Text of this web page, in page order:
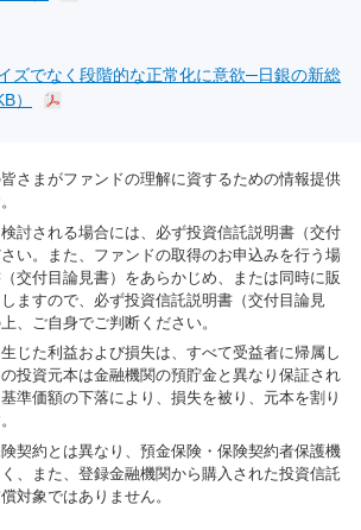
ズでなく段階的な正常化に意欲─日銀の新総
）
さまがファンドの理解に資するための情報提供
討される場合には、必ず投資信託説明書（交付
い。また、ファンドの取得のお申込みを行う場
交付目論見書）をあらかじめ、または同時に販
ますので、必ず投資信託説明書（交付目論見
、ご自身でご判断ください。
じた利益および損失は、すべて受益者に帰属し
投資元本は金融機関の預貯金と異なり保証され
準価額の下落により、損失を被り、元本を割り
契約とは異なり、預金保険・保険契約者保護機
、また、登録金融機関から購入された投資信託
対象ではありません。